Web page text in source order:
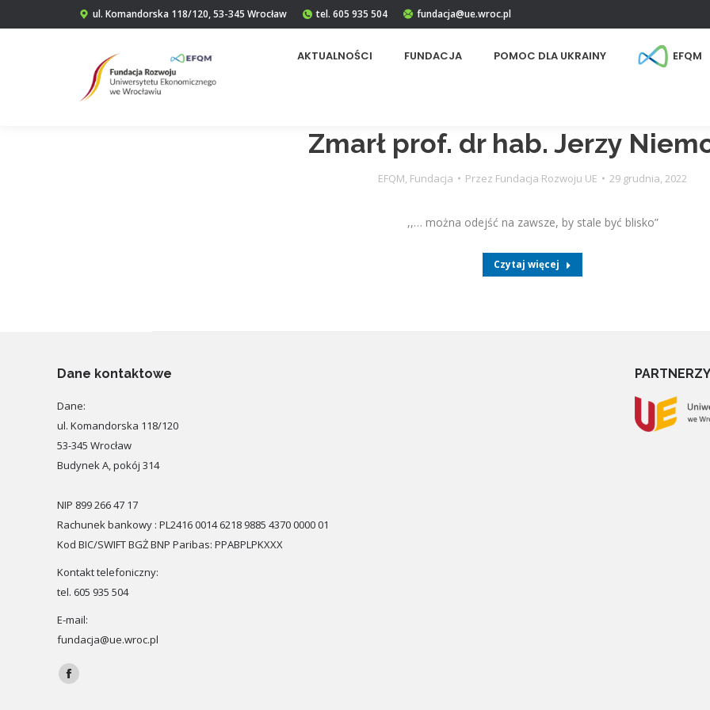
ul. Komandorska 118/120, 53-345 Wrocław tel. 605 935 504 fundacja@ue.wroc.pl
AKTUALNOŚCI FUNDACJA POMOC DLA UKRAINY EFQM
Zmarł prof. dr hab. Jerzy
EFQM, Fundacja Przez Fundacja Rozwoju UE 29 grudnia, 2022
,,… można odejść na zawsze, by stale być blisko”
Czytaj więcej
Dane kontaktowe
Dane:
ul. Komandorska 118/120
53-345 Wrocław
Budynek A, pokój 314
NIP 899 266 47 17
Rachunek bankowy : PL2416 0014 6218 9885 4370 0000 01
Kod BIC/SWIFT BGŻ BNP Paribas: PPABPLPKXXX
Kontakt telefoniczny:
tel. 605 935 504
E-mail:
fundacja@ue.wroc.pl
Znajdź nas na:
Facebook